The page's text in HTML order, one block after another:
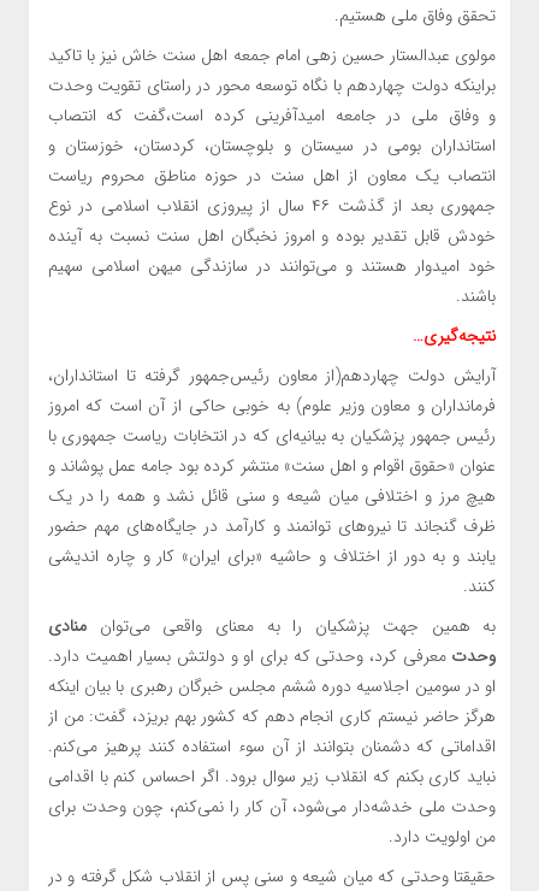
تحقق وفاق ملی هستیم.
مولوی عبدالستار حسین زهی امام جمعه اهل سنت خاش نیز با تاکید
براینکه دولت چهاردهم با نگاه توسعه محور در راستای تقویت وحدت
و وفاق ملی در جامعه امیدآفرینی کرده است،گفت که انتصاب
استانداران بومی در سیستان و بلوچستان، کردستان، خوزستان و
انتصاب یک معاون از اهل سنت در حوزه مناطق محروم ریاست
جمهوری بعد از گذشت ۴۶ سال از پیروزی انقلاب اسلامی در نوع
خودش قابل تقدیر بوده و امروز نخبگان اهل سنت نسبت به آینده
خود امیدوار هستند و می‌توانند در سازندگی میهن اسلامی سهیم
باشند.
نتیجه‌گیری…
آرایش دولت چهاردهم(از معاون رئیس‌جمهور گرفته تا استانداران،
فرمانداران و معاون وزیر علوم) به خوبی حاکی از آن است که امروز
رئیس جمهور پزشکیان به بیانیه‌ای که در انتخابات ریاست جمهوری با
عنوان «حقوق اقوام و اهل سنت» منتشر کرده بود جامه عمل پوشاند و
هیچ مرز و اختلافی میان شیعه و سنی قائل نشد و همه را در یک
ظرف گنجاند تا نیروهای توانمند و کارآمد در جایگاه‌های مهم حضور
یابند و به دور از اختلاف و حاشیه «برای ایران» کار و چاره اندیشی
کنند.
به همین جهت پزشکیان را به معنای واقعی می‌توانمنادی
وحدتمعرفی کرد، وحدتی که برای او و دولتش بسیار اهمیت دارد.
او در سومین اجلاسیه دوره ششم مجلس خبرگان رهبری با بیان اینکه
هرگز حاضر نیستم کاری انجام دهم که کشور بهم بریزد، گفت: من از
اقداماتی که دشمنان بتوانند از آن سوء استفاده کنند پرهیز می‌کنم.
نباید کاری بکنم که انقلاب زیر سوال برود. اگر احساس کنم با اقدامی
وحدت ملی خدشه‌دار می‌شود، آن کار را نمی‌کنم، چون وحدت برای
من اولویت دارد.
حقیقتا وحدتی که میان شیعه و سنی پس از انقلاب شکل گرفته و در